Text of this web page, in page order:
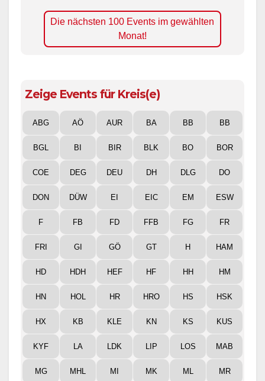
Die nächsten 100 Events im gewählten
Monat!
Zeige Events für Kreis(e)
ABG AÖ AUR BA BB BB
BGL BI BIR BLK BO BOR
COE DEG DEU DH DLG DO
DON DÜW EI EIC EM ESW
F FB FD FFB FG FR
FRI GI GÖ GT H HAM
HD HDH HEF HF HH HM
HN HOL HR HRO HS HSK
HX KB KLE KN KS KUS
KYF LA LDK LIP LOS MAB
MG MHL MI MK ML MR